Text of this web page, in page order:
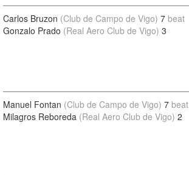
Carlos Bruzon (Club de Campo de Vigo) 7 beat
Gonzalo Prado (Real Aero Club de Vigo) 3
Manuel Fontan (Club de Campo de Vigo) 7 beat
Milagros Reboreda (Real Aero Club de Vigo) 2